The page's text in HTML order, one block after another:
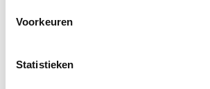
Voorkeuren
Statistieken